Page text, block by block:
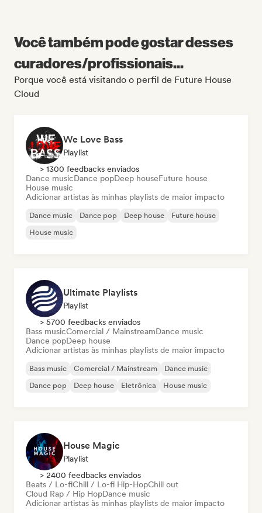
Você também pode gostar desses
curadores/profissionais...
Porque você está visitando o perfil de Future House
Cloud
We Love Bass
Playlist
> 1300 feedbacks enviados
Dance musicDance popDeep houseFuture house
House music
Adicionar artistas às minhas playlists de maior impacto
Dance music Dance pop Deep house
Future house
House music
Ultimate Playlists
Playlist
> 5700 feedbacks enviados
Bass musicComercial / MainstreamDance music
Dance popDeep house
Adicionar artistas às minhas playlists de maior impacto
Bass music Comercial / Mainstream
Dance music
Dance pop
Deep house Eletrônica House music
House Magic
Playlist
> 2400 feedbacks enviados
Beats / Lo-fiChill / Lo-fi Hip-HopChill out
Cloud Rap / Hip HopDance music
Adicionar artistas às minhas playlists de maior impacto